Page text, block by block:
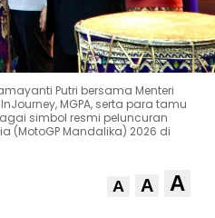
Putri bersama Menteri
MGPA, serta para tamu
simbol resmi peluncuran
(MotoGP Mandalika) 2026 di
A A A